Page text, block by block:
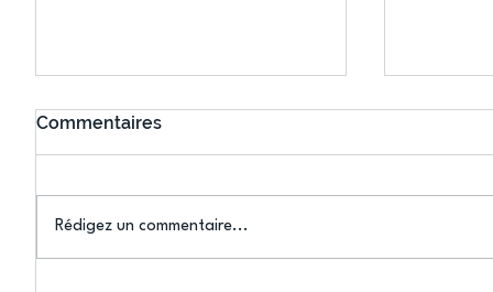
Commentaires
Rédigez un commentaire...